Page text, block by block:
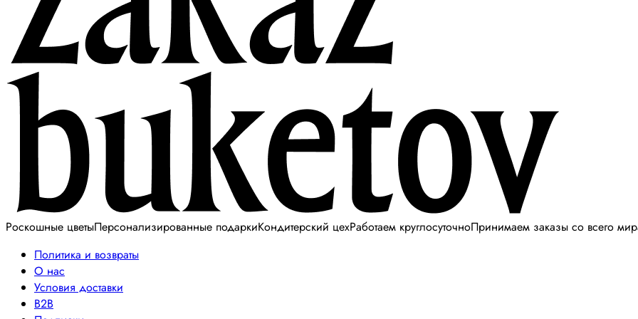
Роскошные цветыПерсонализированные подаркиКондитерский цехРаботаем круглосуточноПринимаем заказы со всего
Политика и возвраты
О нас
Условия доставки
B2B